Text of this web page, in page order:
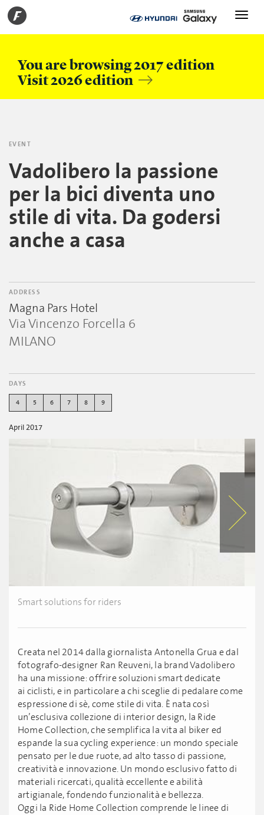
You are browsing 2017 edition
Visit 2026 edition
Toggle
EVENT
Vadolibero la passione
per la bici diventa uno
stile di vita. Da godersi
anche a casa
ADDRESS
Magna Pars Hotel
Via Vincenzo Forcella 6
MILANO
DAYS
4 5 6 7 8 9
April 2017
Smart solutions for riders
Creata nel 2014 dalla giornalista Antonella Grua e dal
fotografo-designer Ran Reuveni, la brand Vadolibero
ha una missione: offrire soluzioni smart dedicate
ai ciclisti, e in particolare a chi sceglie di pedalare come
espressione di sè, come stile di vita. È nata così
un’esclusiva collezione di interior design, la Ride
Home Collection, che semplifica la vita al biker ed
espande la sua cycling experience: un mondo speciale
pensato per le due ruote, ad alto tasso di passione,
creatività e innovazione. Un mondo esclusivo fatto di
materiali ricercati, qualità eccellente e abilità
artigianale, fondendo funzionalità e bellezza.
Oggi la Ride Home Collection comprende le linee di